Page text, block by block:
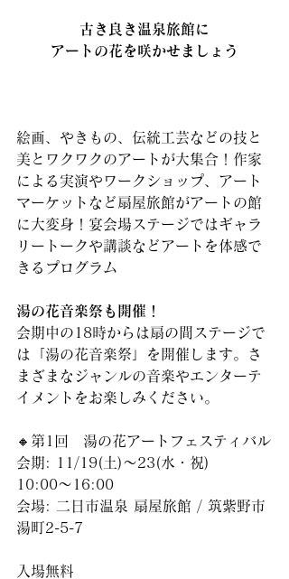
古き良き温泉旅館に
アートの花を咲かせましょう
絵画、やきもの、伝統工芸などの技と
美とワクワクのアートが大集合！作家
による実演やワークショップ、アート
マーケットなど扇屋旅館がアートの館
に大変身！宴会場ステージではギャラ
リートークや講談などアートを体感で
きるプログラム
湯の花音楽祭も開催！
会期中の18時からは扇の間ステージで
は「湯の花音楽祭」を開催します。さ
まざまなジャンルの音楽やエンターテ
イメントをお楽しみください。
🔸第1回　湯の花アートフェスティバル
会期: 11/19(土)〜23(水・祝)
10:00〜16:00
会場: 二日市温泉 扇屋旅館 / 筑紫野市
湯町2-5-7
入場無料